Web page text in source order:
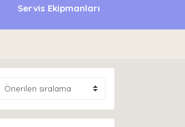
Servis Ekipmanları